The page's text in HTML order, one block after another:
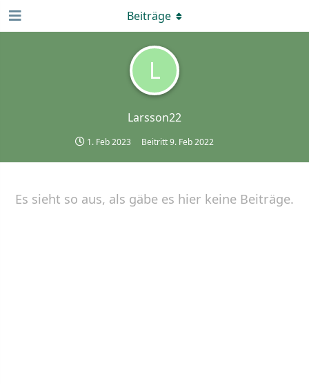
L
Larsson22
1. Feb 2023 Beitritt9. Feb 2022
Beiträge
Es sieht so aus, als gäbe es hier keine Beiträge.